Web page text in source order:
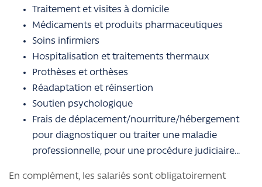
Traitement et visites à domicile
Médicaments et produits pharmaceutiques
Soins infirmiers
Hospitalisation et traitements thermaux
Prothèses et orthèses
Réadaptation et réinsertion
Soutien psychologique
Frais de déplacement/nourriture/hébergement
pour diagnostiquer ou traiter une maladie
professionnelle, pour une procédure judiciaire…
En complément, les salariés sont obligatoirement